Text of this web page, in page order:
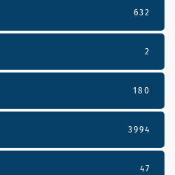
632
2
180
3994
47